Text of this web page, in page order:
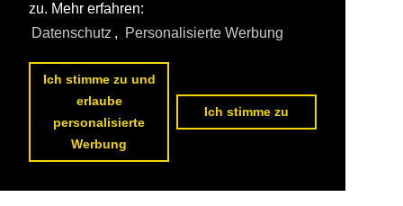
zu. Mehr erfahren:
Datenschutz , Personalisierte Werbung
Ich stimme zu und
erlaube
personalisierte
Werbung
Ich stimme zu